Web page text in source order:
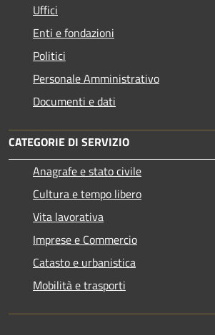
Uffici
Enti e fondazioni
Politici
Personale Amministrativo
Documenti e dati
CATEGORIE DI SERVIZIO
Anagrafe e stato civile
Cultura e tempo libero
Vita lavorativa
Imprese e Commercio
Catasto e urbanistica
Mobilità e trasporti